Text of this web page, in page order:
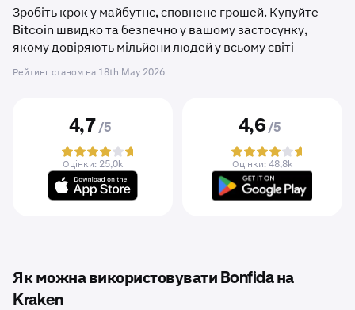
Зробіть крок у майбутнє, сповнене грошей. Купуйте
Bitcoin швидко та безпечно у вашому застосунку,
якому довіряють мільйони людей у ​​всьому світі
Рейтинг станом на 18th May 2026
4,7 /5
Оцінки: 25,0k
4,6 /5
Оцінки: 48,8k
Як можна використовувати Bonfida на
Kraken